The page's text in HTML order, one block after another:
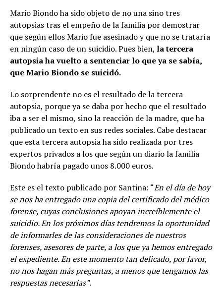
Mario Biondo ha sido objeto de no una sino tres
autopsias tras el empeño de la familia por demostrar
que según ellos Mario fue asesinado y que no se trataría
en ningún caso de un suicidio. Pues bien, la tercera
autopsia ha vuelto a sentenciar lo que ya se sabía,
que Mario Biondo se suicidó.
Lo sorprendente no es el resultado de la tercera
autopsia, porque ya se daba por hecho que el resultado
iba a ser el mismo, sino la reacción de la madre, que ha
publicado un texto en sus redes sociales. Cabe destacar
que esta tercera autopsia ha sido realizada por tres
expertos privados a los que según un diario la familia
Biondo habría pagado unos 8.000 euros.
Este es el texto publicado por Santina: “En el día de hoy
se nos ha entregado una copia del certificado del médico
forense, cuyas conclusiones apoyan increíblemente el
suicidio. En los próximos días tendremos la oportunidad
de informarles de las consideraciones de nuestros
forenses, asesores de parte, a los que ya hemos entregado
el expediente. En este momento tan delicado, por favor,
no nos hagan más preguntas, a menos que tengamos las
respuestas necesarias”.